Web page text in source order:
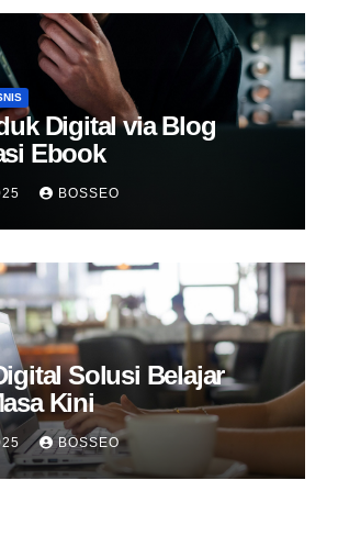
Digital via Blog
Ebook
BOSSEO
Solusi Belajar
Kini
BOSSEO